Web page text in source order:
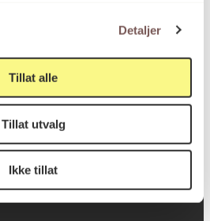
Detaljer
Tillat alle
Tillat utvalg
Ikke tillat